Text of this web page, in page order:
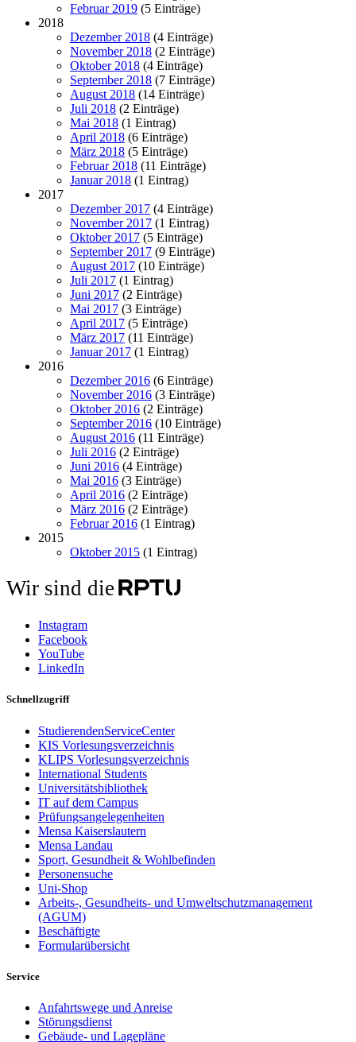
Februar 2019 (5 Einträge)
2018
Dezember 2018 (4 Einträge)
November 2018 (2 Einträge)
Oktober 2018 (4 Einträge)
September 2018 (7 Einträge)
August 2018 (14 Einträge)
Juli 2018 (2 Einträge)
Mai 2018 (1 Eintrag)
April 2018 (6 Einträge)
März 2018 (5 Einträge)
Februar 2018 (11 Einträge)
Januar 2018 (1 Eintrag)
2017
Dezember 2017 (4 Einträge)
November 2017 (1 Eintrag)
Oktober 2017 (5 Einträge)
September 2017 (9 Einträge)
August 2017 (10 Einträge)
Juli 2017 (1 Eintrag)
Juni 2017 (2 Einträge)
Mai 2017 (3 Einträge)
April 2017 (5 Einträge)
März 2017 (11 Einträge)
Januar 2017 (1 Eintrag)
2016
Dezember 2016 (6 Einträge)
November 2016 (3 Einträge)
Oktober 2016 (2 Einträge)
September 2016 (10 Einträge)
August 2016 (11 Einträge)
Juli 2016 (2 Einträge)
Juni 2016 (4 Einträge)
Mai 2016 (3 Einträge)
April 2016 (2 Einträge)
März 2016 (2 Einträge)
Februar 2016 (1 Eintrag)
2015
Oktober 2015 (1 Eintrag)
Wir sind die
Instagram
Facebook
YouTube
LinkedIn
Schnellzugriff
StudierendenServiceCenter
KIS Vorlesungsverzeichnis
KLIPS Vorlesungsverzeichnis
International Students
Universitätsbibliothek
IT auf dem Campus
Prüfungsangelegenheiten
Mensa Kaiserslautern
Mensa Landau
Sport, Gesundheit & Wohlbefinden
Personensuche
Uni-Shop
Arbeits-, Gesundheits- und Umweltschutzmanagement
(AGUM)
Beschäftigte
Formularübersicht
Service
Anfahrtswege und Anreise
Störungsdienst
Gebäude- und Lagepläne